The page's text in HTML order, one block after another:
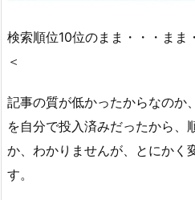
検索順位10位のまま・・・まま
＜
記事の質が低かったからなのか
を自分で投入済みだったから、
か、わかりませんが、とにかく
す。